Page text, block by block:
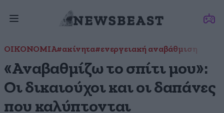
ΟΙΚΟΝΟΜΙΑ#ακίνητα#ενεργειακή αναβάθμιση
«Αναβαθμίζω το σπίτι μου»:
Οι δικαιούχοι και οι δαπάνες
που καλύπτονται